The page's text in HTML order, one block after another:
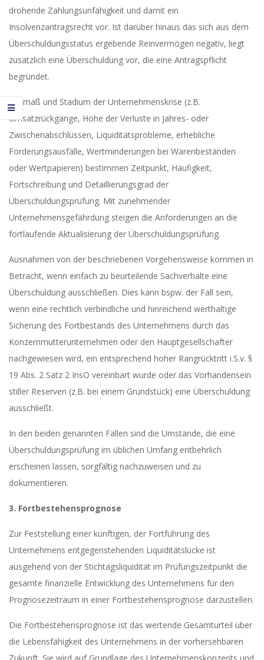
drohende Zahlungsunfähigkeit und damit ein
Insolvenzantragsrecht vor. Ist darüber hinaus das sich aus dem
Überschuldungsstatus ergebende Reinvermögen negativ, liegt
zusätzlich eine Überschuldung vor, die eine Antragspflicht
begründet.
Ausmaß und Stadium der Unternehmenskrise (z.B.
Umsatzrückgänge, Höhe der Verluste in Jahres- oder
Zwischenabschlüssen, Liquiditätsprobleme, erhebliche
Forderungsausfälle, Wertminderungen bei Warenbeständen
oder Wertpapieren) bestimmen Zeitpunkt, Häufigkeit,
Fortschreibung und Detaillierungsgrad der
Überschuldungsprüfung. Mit zunehmender
Unternehmensgefährdung steigen die Anforderungen an die
fortlaufende Aktualisierung der Überschuldungsprüfung.
Ausnahmen von der beschriebenen Vorgehensweise kommen in
Betracht, wenn einfach zu beurteilende Sachverhalte eine
Überschuldung ausschließen. Dies kann bspw. der Fall sein,
wenn eine rechtlich verbindliche und hinreichend werthaltige
Sicherung des Fortbestands des Unternehmens durch das
Konzernmutterunternehmen oder den Hauptgesellschafter
nachgewiesen wird, ein entsprechend hoher Rangrücktritt i.S.v. §
19 Abs. 2 Satz 2 InsO vereinbart wurde oder das Vorhandensein
stiller Reserven (z.B. bei einem Grundstück) eine Überschuldung
ausschließt.
In den beiden genannten Fällen sind die Umstände, die eine
Überschuldungsprüfung im üblichen Umfang entbehrlich
erscheinen lassen, sorgfältig nachzuweisen und zu
dokumentieren.
3. Fortbestehensprognose
Zur Feststellung einer künftigen, der Fortführung des
Unternehmens entgegenstehenden Liquiditätslücke ist
ausgehend von der Stichtagsliquidität im Prüfungszeitpunkt die
gesamte finanzielle Entwicklung des Unternehmens für den
Prognosezeitraum in einer Fortbestehensprognose darzustellen.
Die Fortbestehensprognose ist das wertende Gesamturteil über
die Lebensfähigkeit des Unternehmens in der vorhersehbaren